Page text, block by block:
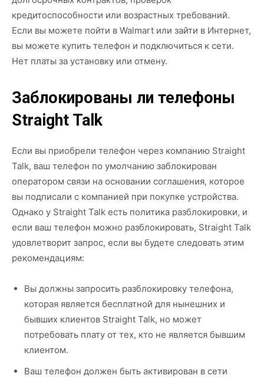
кредитоспособности или возрастных требований.
Если вы можете пойти в Walmart или зайти в Интернет,
вы можете купить телефон и подключиться к сети.
Нет платы за установку или отмену.
Заблокированы ли телефоны
Straight Talk
Если вы приобрели телефон через компанию Straight
Talk, ваш телефон по умолчанию заблокирован
оператором связи на основании соглашения, которое
вы подписали с компанией при покупке устройства.
Однако у Straight Talk есть политика разблокировки, и
если ваш телефон можно разблокировать, Straight Talk
удовлетворит запрос, если вы будете следовать этим
рекомендациям:
Вы должны запросить разблокировку телефона,
которая является бесплатной для нынешних и
бывших клиентов Straight Talk, но может
потребовать плату от тех, кто не является бывшим
клиентом.
Ваш телефон должен быть активирован в сети